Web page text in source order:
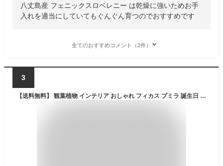
八丈島産 フェニックスロベレニー は乾燥に強いためお手
入れを適当にしていてもぐんぐん育つのでおすすめです
全てのおすすめコメント（2件）
3
【送料無料】 観葉植物 インテリア おしゃれ フィカス プミラ 誕生日 鉢植え 陶器鉢 レッド スクエア キューブ 高さ15cm程度 受け皿付き 土植え 白 丸 陶器 デスク 誕生日 風水 ギフト 白斑 お祝い 日陰 北欧 加湿器 ミニ観葉 トイレ